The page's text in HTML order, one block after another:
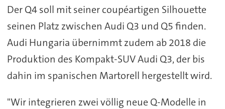
Der Q4 soll mit seiner coupéartigen Silhouette
seinen Platz zwischen Audi Q3 und Q5 finden.
Audi Hungaria übernimmt zudem ab 2018 die
Produktion des Kompakt-SUV Audi Q3, der bis
dahin im spanischen Martorell hergestellt wird.
"Wir integrieren zwei völlig neue Q-Modelle in